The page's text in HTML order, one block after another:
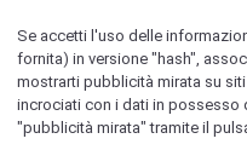
Se accetti l'uso delle
fornita) in versione "hash",
mostrarti pubblicità mirata su
incrociati con i dati in possesso
"pubblicità mirata" tramite il